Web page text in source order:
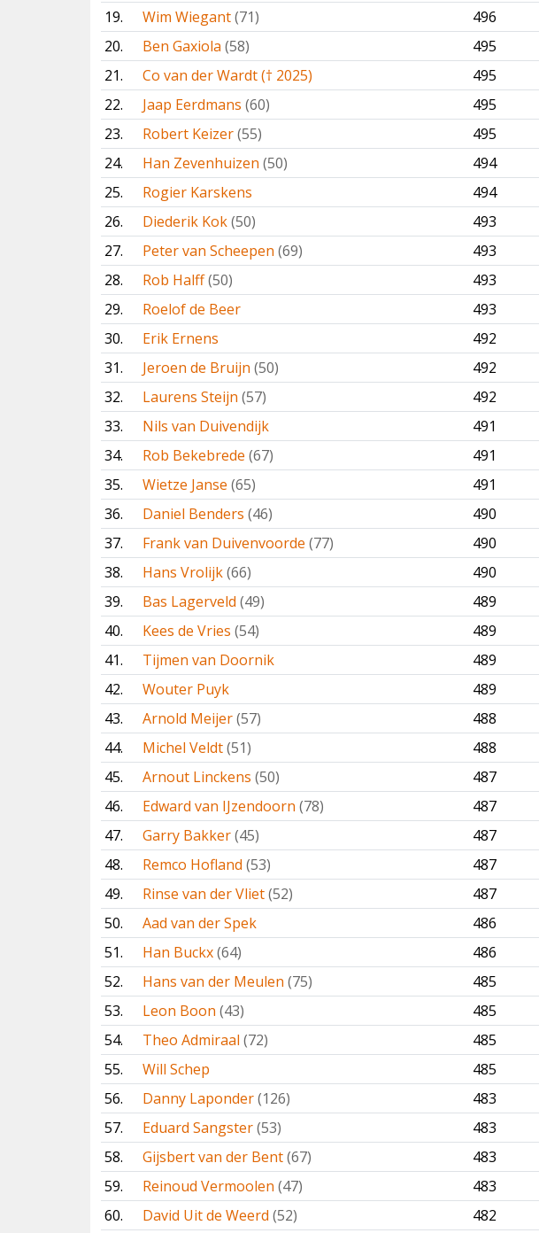
19.
Wim Wiegant(71) 496
20.
Ben Gaxiola (58) 495
21.
Co van der Wardt († 2025) 495
22.
Jaap Eerdmans (60) 495
23.
Robert Keizer(55) 495
24.
Han Zevenhuizen (50) 494
25.
Rogier Karskens 494
26.
Diederik Kok(50) 493
27.
Peter van Scheepen (69) 493
28.
Rob Halff(50) 493
29.
Roelof de Beer 493
30.
Erik Ernens 492
31.
Jeroen de Bruijn (50) 492
32.
Laurens Steijn (57) 492
33.
Nils van Duivendijk 491
34.
Rob Bekebrede (67) 491
35.
Wietze Janse (65) 491
36.
Daniel Benders (46) 490
37.
Frank van Duivenvoorde (77) 490
38.
Hans Vrolijk(66) 490
39.
Bas Lagerveld (49) 489
40.
Kees de Vries (54) 489
41.
Tijmen van Doornik 489
42.
Wouter Puyk 489
43.
Arnold Meijer(57) 488
44.
Michel Veldt(51) 488
45.
Arnout Linckens (50) 487
46.
Edward van IJzendoorn (78) 487
47.
Garry Bakker(45) 487
48.
Remco Hofland (53) 487
49.
Rinse van der Vliet(52) 487
50.
Aad van der Spek 486
51.
Han Buckx(64) 486
52.
Hans van der Meulen (75) 485
53.
Leon Boon (43) 485
54.
Theo Admiraal (72) 485
55.
Will Schep 485
56.
Danny Laponder(126) 483
57.
Eduard Sangster(53) 483
58.
Gijsbert van der Bent(67) 483
59.
Reinoud Vermoolen (47) 483
60.
David Uit de Weerd (52) 482